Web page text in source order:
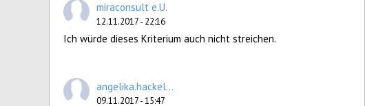
miraconsult e.U.
12.11.2017 - 22:16
Ich würde dieses Kriterium auch nicht streichen.
angelika.hackel...
09.11.2017 - 15:47